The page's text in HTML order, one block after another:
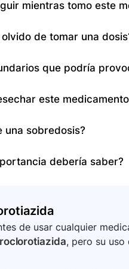
el aliskireno si tiene
mientras tomo este
que contengan
de tomar una
para compensar la
que podría
sed, náuseas, debilidad,
este
de desecho.
una sobredosis?
debería saber?
de laboratorio.
de usar cualquier
, pero su